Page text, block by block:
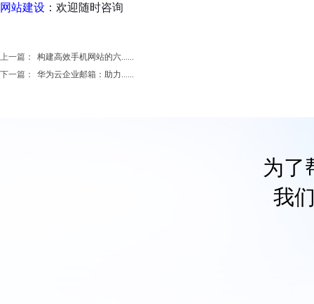
网站建设 ：欢迎随时咨询
上一篇：
构建高效手机网站的六......
下一篇：
华为云企业邮箱：助力......
为了
我